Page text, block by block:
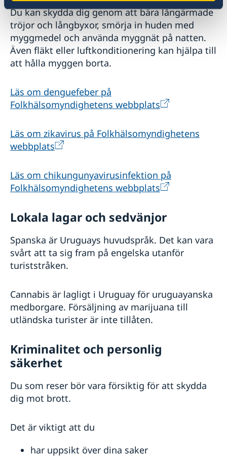
Du kan skydda dig genom att bära långärmade
tröjor och långbyxor, smörja in huden med
myggmedel och använda myggnät på natten.
Även fläkt eller luftkonditionering kan hjälpa till
att hålla myggen borta.
Läs om denguefeber på
Folkhälsomyndighetens webbplats
Läs om zikavirus på Folkhälsomyndighetens
webbplats
Läs om chikungunyavirusinfektion på
Folkhälsomyndighetens webbplats
Lokala lagar och sedvänjor
Spanska är Uruguays huvudspråk. Det kan vara
svårt att ta sig fram på engelska utanför
turiststråken.
Cannabis är lagligt i Uruguay för uruguayanska
medborgare. Försäljning av marijuana till
utländska turister är inte tillåten.
Kriminalitet och personlig
säkerhet
Du som reser bör vara försiktig för att skydda
dig mot brott.
Det är viktigt att du
har uppsikt över dina saker